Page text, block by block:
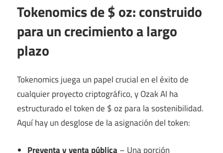
Tokenomics de $ oz: construido
para un crecimiento a largo
plazo
Tokenomics juega un papel crucial en el éxito de
cualquier proyecto criptográfico, y Ozak AI ha
estructurado el token de $ oz para la sostenibilidad.
Aquí hay un desglose de la asignación del token:
Preventa y venta pública – Una porción